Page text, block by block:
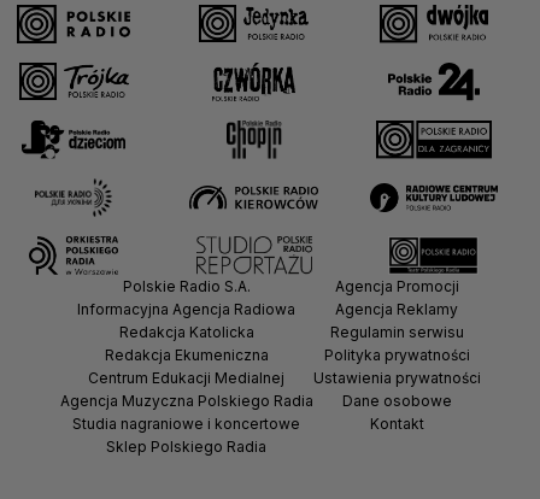
Polskie Radio S.A.
Informacyjna Agencja Radiowa
Redakcja Katolicka
Redakcja Ekumeniczna
Centrum Edukacji Medialnej
Agencja Muzyczna Polskiego Radia
Studia nagraniowe i koncertowe
Sklep Polskiego Radia
Agencja Promocji
Agencja Reklamy
Regulamin serwisu
Polityka prywatności
Ustawienia prywatności
Dane osobowe
Kontakt